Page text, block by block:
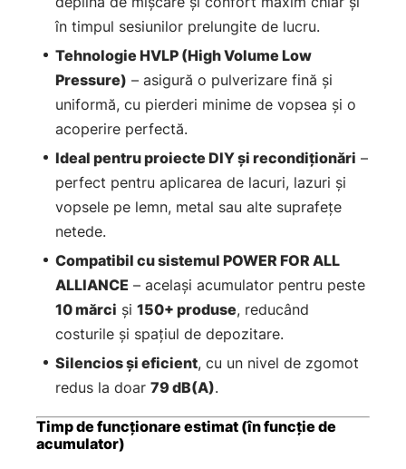
în timpul sesiunilor prelungite de lucru.
Tehnologie HVLP (High Volume Low
Pressure) – asigură o pulverizare fină și
uniformă, cu pierderi minime de vopsea și o
acoperire perfectă.
Ideal pentru proiecte DIY și recondiționări –
perfect pentru aplicarea de lacuri, lazuri și
vopsele pe lemn, metal sau alte suprafețe
netede.
Compatibil cu sistemul POWER FOR ALL
ALLIANCE – același acumulator pentru peste
10 mărci și 150+ produse, reducând
costurile și spațiul de depozitare.
Silencios și eficient, cu un nivel de zgomot
redus la doar 79 dB(A).
Timp de funcționare estimat (în funcție de
acumulator)